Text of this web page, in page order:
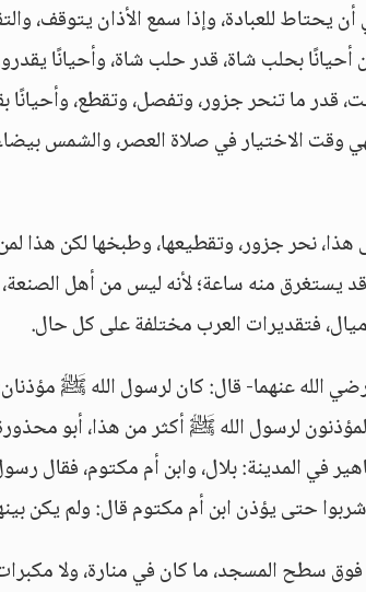
بحلب شاة، قدر حلب شاة، وأحيانًا
قدر ما تنحر جزور، وتفصل، وتقطع،
وقت الاختيار في صلاة العصر، والشمس
نحر جزور، وتقطيعها، وطبخها لكن هذا
يستغرق منه ساعة؛ لأنه ليس من أهل الصنعة،
فتقديرات العرب مختلفة على كل حال.
الله عنهما- قال: كان لرسول الله ﷺ
لرسول الله ﷺ أكثر من هذا، أبو
في المدينة: بلال، وابن أم مكتوم، فقال
حتى يؤذن ابن أم مكتوم قال: ولم يكن
سطح المسجد، ما كان في منارة، ولا